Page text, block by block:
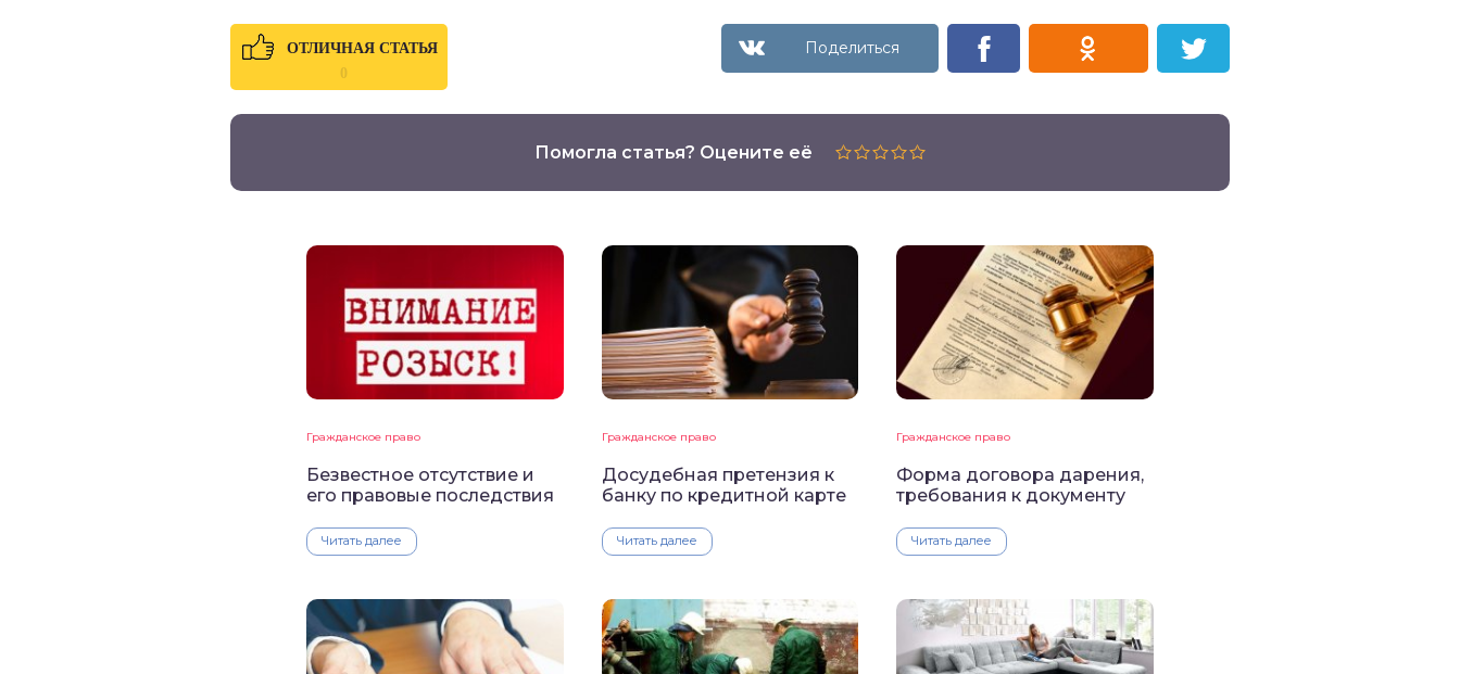
ОТЛИЧНАЯ СТАТЬЯ
0
Помогла статья? Оцените её
Гражданское право
Безвестное отсутствие и
его правовые последствия
Читать далее
Гражданское право
Досудебная претензия к
банку по кредитной карте
Читать далее
Гражданское право
Форма договора дарения,
требования к документу
Читать далее